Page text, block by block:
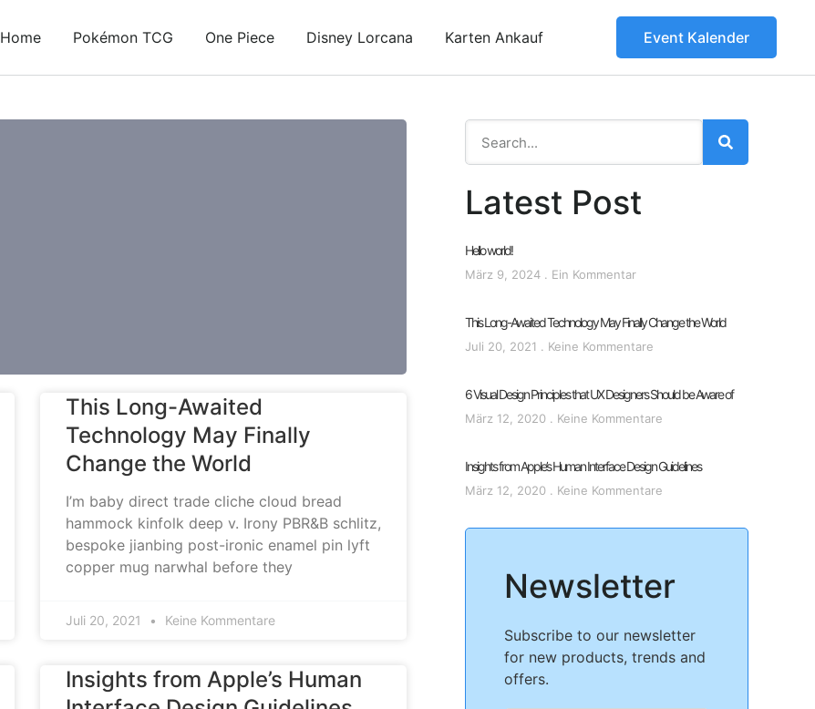
Home Pokémon TCG One Piece Disney Lorcana Karten Ankauf Event Kalender
This Long-Awaited
Technology May Finally
Change the World
I’m baby direct trade cliche cloud bread
hammock kinfolk deep v. Irony PBR&B schlitz,
bespoke jianbing post-ironic enamel pin lyft
copper mug narwhal before they
Juli 20, 2021 Keine Kommentare
Insights from Apple’s Human
Latest Post
Hello world!
März 9, 2024 Ein Kommentar
This Long-Awaited Technology May Finally Change the World
Juli 20, 2021 Keine Kommentare
6 Visual Design Principles that UX Designers Should be Aware of
März 12, 2020 Keine Kommentare
Insights from Apple’s Human Interface Design Guidelines
März 12, 2020 Keine Kommentare
Newsletter
Subscribe to our newsletter
for new products, trends and
offers.